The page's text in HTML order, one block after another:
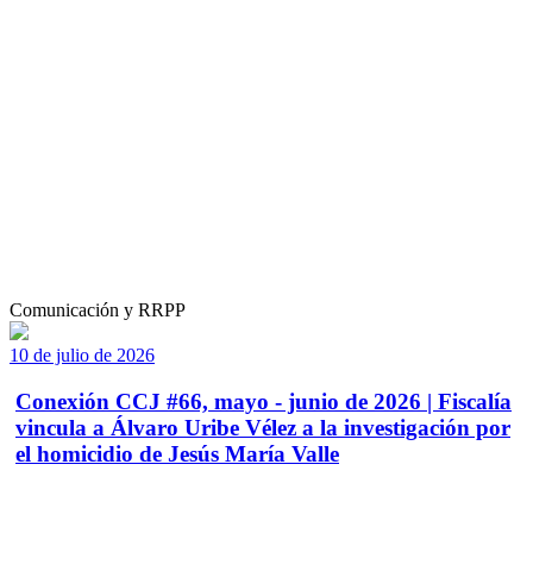
Comunicación y RRPP
10 de julio de 2026
Conexión CCJ #66, mayo - junio de 2026 | Fiscalía
vincula a Álvaro Uribe Vélez a la investigación por
el homicidio de Jesús María Valle